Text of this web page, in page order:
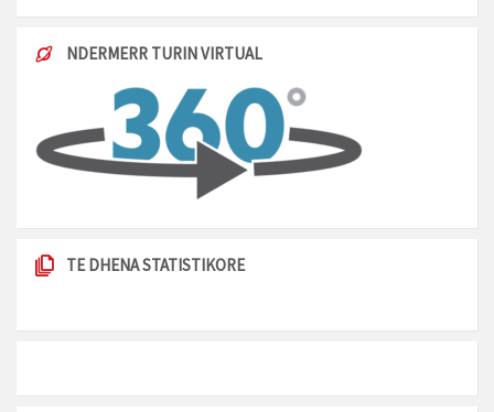
NDERMERR TURIN VIRTUAL
TE DHENA STATISTIKORE